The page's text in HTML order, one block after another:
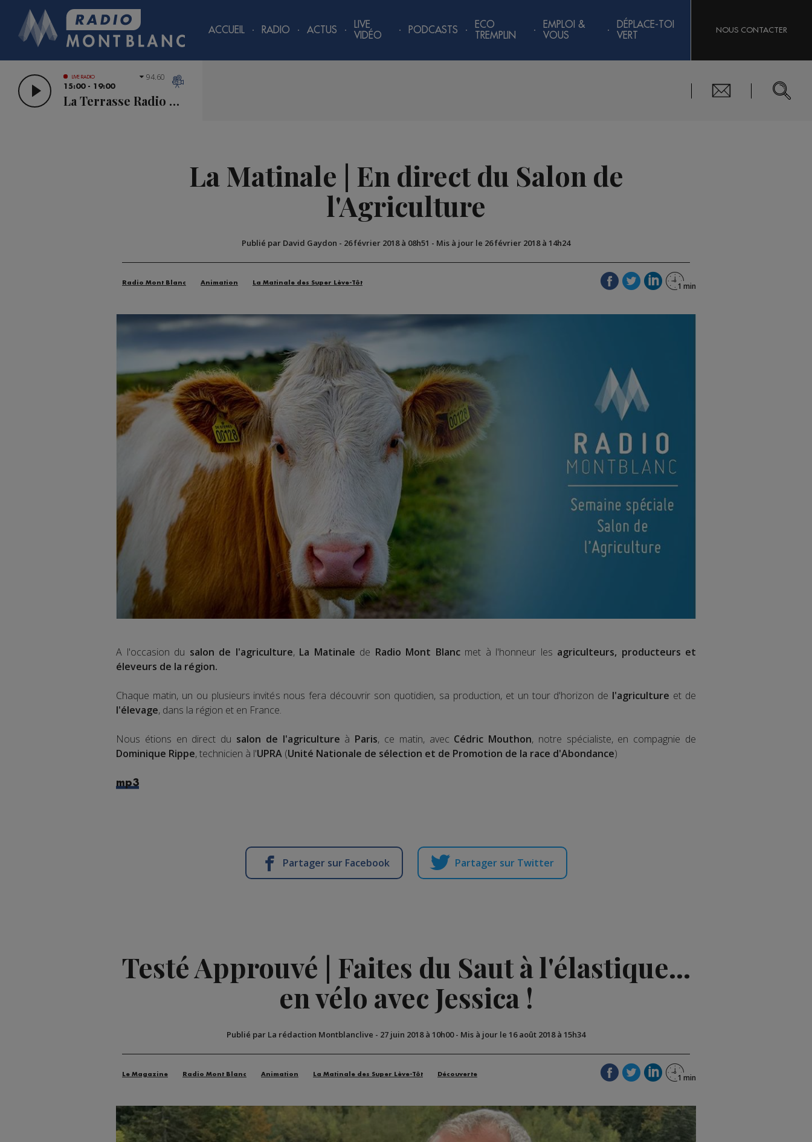
ACCUEIL RADIO ACTUS
LIVE
VIDÉO
PODCASTS
ECO
TREMPLIN
EMPLOI &
VOUS
DÉPLACE-TOI
VERT
NOUS CONTACTER
LIVE RADIO
15:00 - 19:00
La Terrasse Radio Mont Blanc
94.60
La Matinale | En direct du Salon de
l'Agriculture
Publié par David Gaydon - 26 février 2018 à 08h51 - Mis à jour le 26 février 2018 à 14h24
Radio Mont Blanc Animation La Matinale des Super Lève-Tôt
A l'occasion du salon de l'agriculture,La Matinale de Radio Mont Blanc met à l'honneur les agriculteurs, producteurs et
éleveurs de la région.
Chaque matin, un ou plusieurs invités nous fera découvrir son quotidien, sa production, et un tour d'horizon de l'agriculture et de
l'élevage, dans la région et en France.
Nous étions en direct du salon de l'agriculture à Paris, ce matin, avec Cédric Mouthon, notre spécialiste, en compagnie de
Dominique Rippe, technicien à l'UPRA (Unité Nationale de sélection et de Promotion de la race d'Abondance)
mp3
Partager sur Facebook Partager sur Twitter
Testé Approuvé | Faites du Saut à l'élastique...
en vélo avec Jessica !
Publié par La rédaction Montblanclive - 27 juin 2018 à 10h00- Mis à jour le 16 août 2018 à 15h34
Le Magazine Radio Mont Blanc Animation La Matinale des Super Lève-Tôt Découverte